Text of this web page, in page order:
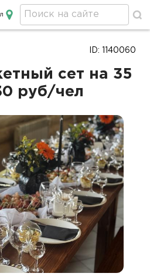
в Барнауле
сет на 35
руб/чел
ID: 1140060